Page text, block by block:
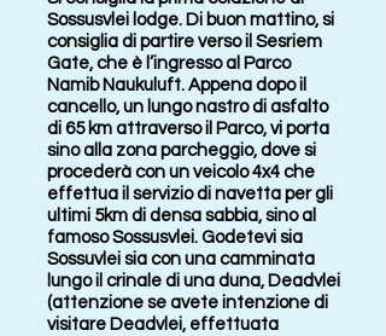
Sossusvlei lodge. Di buon mattino, si
consiglia di partire verso il Sesriem
Gate, che è l’ingresso al Parco
Namib Naukuluft. Appena dopo il
cancello, un lungo nastro di asfalto
di 65 km attraverso il Parco, vi porta
sino alla zona parcheggio, dove si
procederà con un veicolo 4x4 che
effettua il servizio di navetta per gli
ultimi 5km di densa sabbia, sino al
famoso Sossusvlei. Godetevi sia
Sossuvlei sia con una camminata
lungo il crinale di una duna, Deadvlei
(attenzione se avete intenzione di
visitare Deadvlei, effettuata